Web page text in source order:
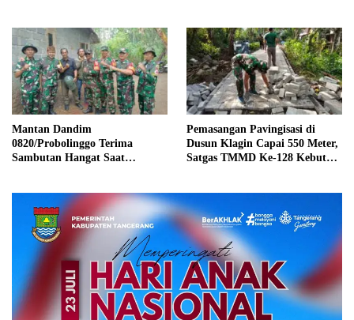
Mantan Dandim
0820/Probolinggo Terima
Sambutan Hangat Saat
Pemasangan Pavingisasi di
Dusun Klagin Capai 550 Meter,
Satgas TMMD Ke-128 Kebut